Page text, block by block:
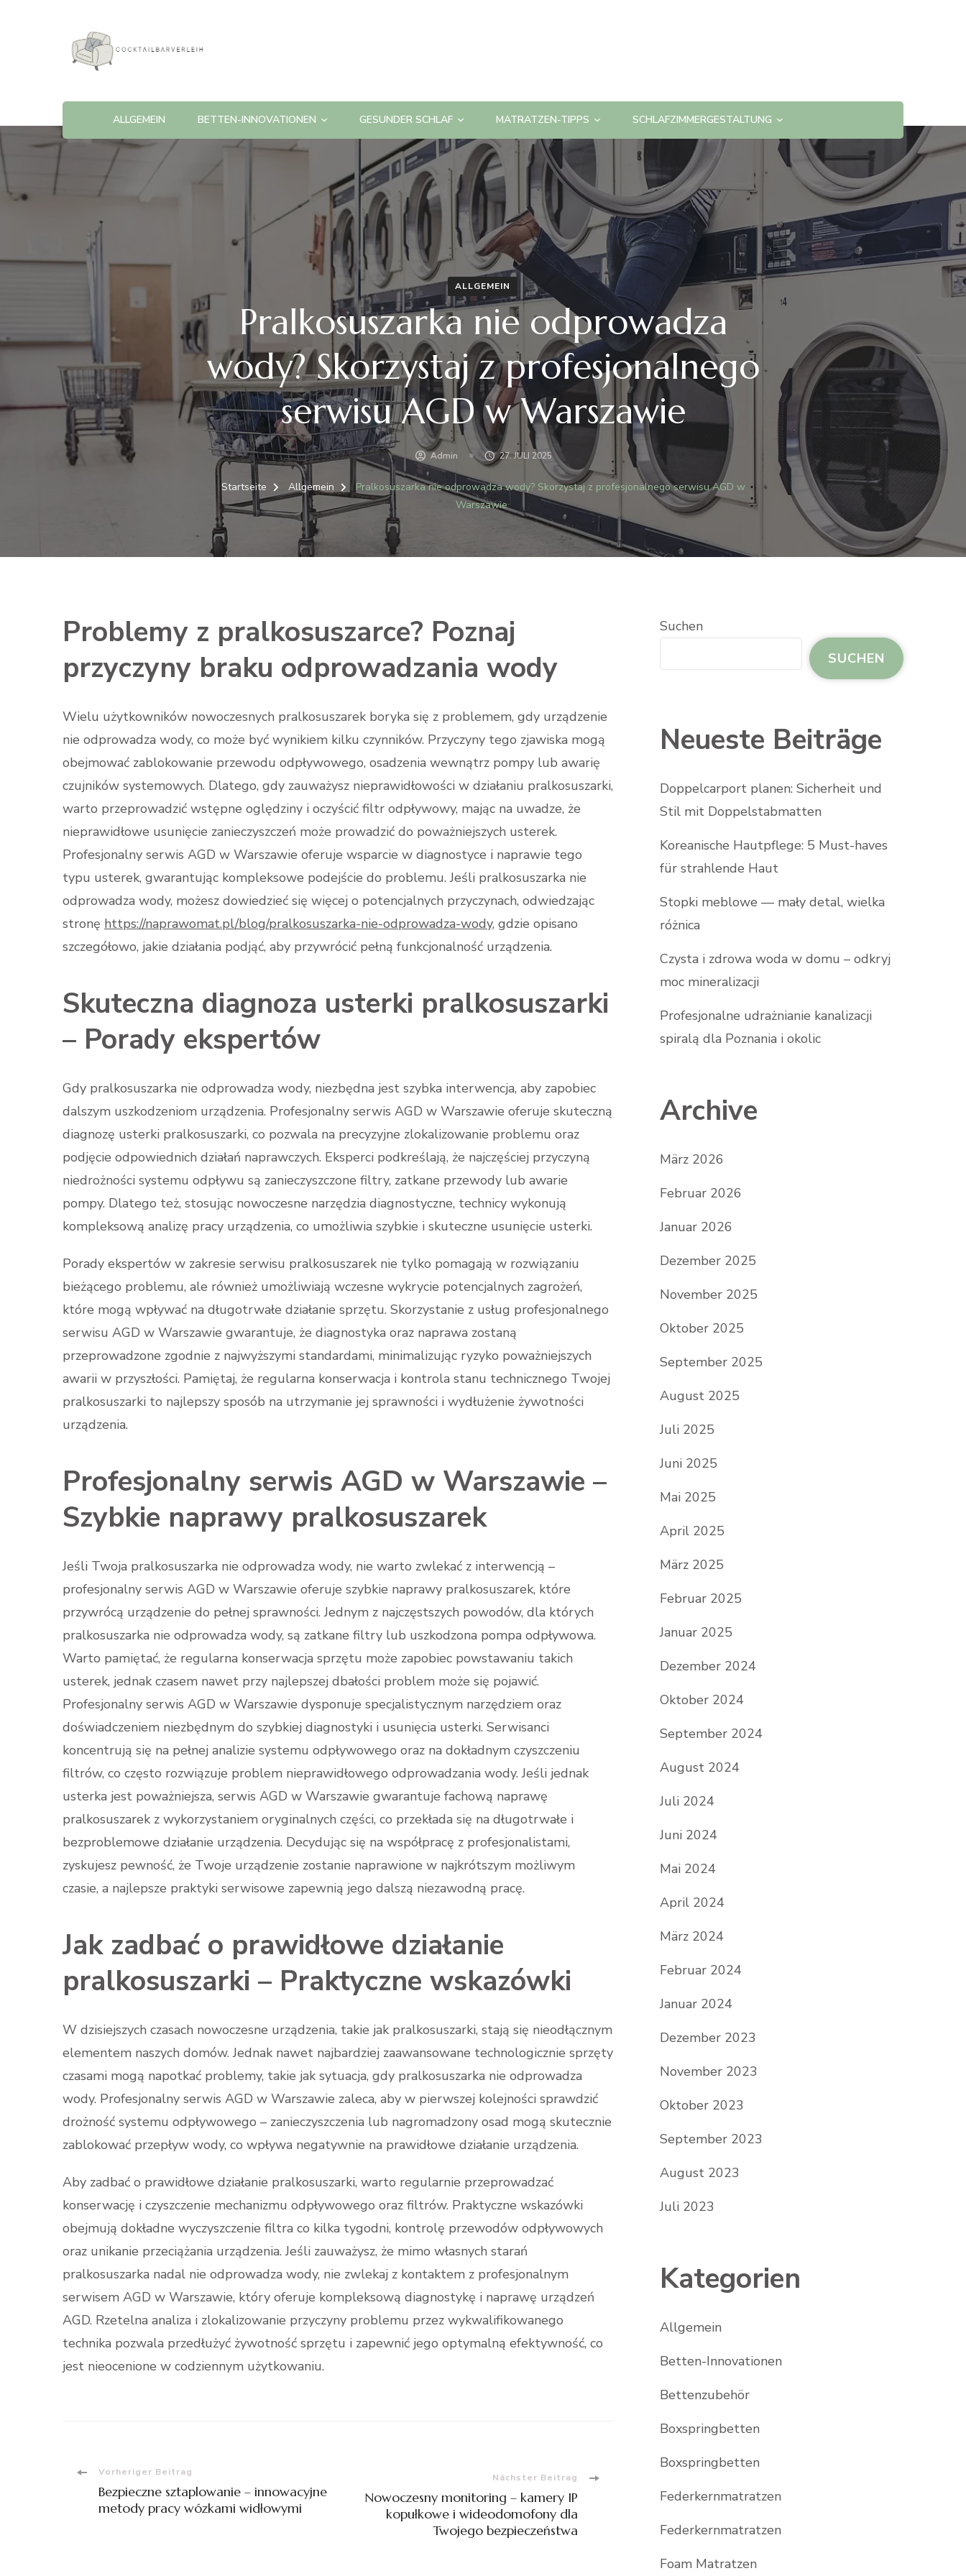
Cocktailbarverleih
ALLGEMEIN BETTEN-INNOVATIONEN GESUNDER SCHLAF MATRATZEN-TIPPS SCHLAFZIMMERGESTALTUNG
ALLGEMEIN
Pralkosuszarka nie odprowadza
wody? Skorzystaj z profesjonalnego
serwisu AGD w Warszawie
Admin 27. JULI 2025
Startseite Allgemein
Pralkosuszarka nie odprowadza wody? Skorzystaj z profesjonalnego serwisu AGD w
Warszawie
Problemy z pralkosuszarce? Poznaj
przyczyny braku odprowadzania wody
Wielu użytkowników nowoczesnych pralkosuszarek boryka się z problemem, gdy urządzenie
nie odprowadza wody, co może być wynikiem kilku czynników. Przyczyny tego zjawiska mogą
obejmować zablokowanie przewodu odpływowego, osadzenia wewnątrz pompy lub awarię
czujników systemowych. Dlatego, gdy zauważysz nieprawidłowości w działaniu pralkosuszarki,
warto przeprowadzić wstępne oględziny i oczyścić filtr odpływowy, mając na uwadze, że
nieprawidłowe usunięcie zanieczyszczeń może prowadzić do poważniejszych usterek.
Profesjonalny serwis AGD w Warszawie oferuje wsparcie w diagnostyce i naprawie tego
typu usterek, gwarantując kompleksowe podejście do problemu. Jeśli pralkosuszarka nie
odprowadza wody, możesz dowiedzieć się więcej o potencjalnych przyczynach, odwiedzając
stronę https://naprawomat.pl/blog/pralkosuszarka-nie-odprowadza-wody, gdzie opisano
szczegółowo, jakie działania podjąć, aby przywrócić pełną funkcjonalność urządzenia.
Skuteczna diagnoza usterki pralkosuszarki
– Porady ekspertów
Gdy pralkosuszarka nie odprowadza wody, niezbędna jest szybka interwencja, aby zapobiec
dalszym uszkodzeniom urządzenia. Profesjonalny serwis AGD w Warszawie oferuje skuteczną
diagnozę usterki pralkosuszarki, co pozwala na precyzyjne zlokalizowanie problemu oraz
podjęcie odpowiednich działań naprawczych. Eksperci podkreślają, że najczęściej przyczyną
niedrożności systemu odpływu są zanieczyszczone filtry, zatkane przewody lub awarie
pompy. Dlatego też, stosując nowoczesne narzędzia diagnostyczne, technicy wykonują
kompleksową analizę pracy urządzenia, co umożliwia szybkie i skuteczne usunięcie usterki.
Porady ekspertów w zakresie serwisu pralkosuszarek nie tylko pomagają w rozwiązaniu
bieżącego problemu, ale również umożliwiają wczesne wykrycie potencjalnych zagrożeń,
które mogą wpływać na długotrwałe działanie sprzętu. Skorzystanie z usług profesjonalnego
serwisu AGD w Warszawie gwarantuje, że diagnostyka oraz naprawa zostaną
przeprowadzone zgodnie z najwyższymi standardami, minimalizując ryzyko poważniejszych
awarii w przyszłości. Pamiętaj, że regularna konserwacja i kontrola stanu technicznego Twojej
pralkosuszarki to najlepszy sposób na utrzymanie jej sprawności i wydłużenie żywotności
urządzenia.
Profesjonalny serwis AGD w Warszawie –
Szybkie naprawy pralkosuszarek
Jeśli Twoja pralkosuszarka nie odprowadza wody, nie warto zwlekać z interwencją –
profesjonalny serwis AGD w Warszawie oferuje szybkie naprawy pralkosuszarek, które
przywrócą urządzenie do pełnej sprawności. Jednym z najczęstszych powodów, dla których
pralkosuszarka nie odprowadza wody, są zatkane filtry lub uszkodzona pompa odpływowa.
Warto pamiętać, że regularna konserwacja sprzętu może zapobiec powstawaniu takich
usterek, jednak czasem nawet przy najlepszej dbałości problem może się pojawić.
Profesjonalny serwis AGD w Warszawie dysponuje specjalistycznym narzędziem oraz
doświadczeniem niezbędnym do szybkiej diagnostyki i usunięcia usterki. Serwisanci
koncentrują się na pełnej analizie systemu odpływowego oraz na dokładnym czyszczeniu
filtrów, co często rozwiązuje problem nieprawidłowego odprowadzania wody. Jeśli jednak
usterka jest poważniejsza, serwis AGD w Warszawie gwarantuje fachową naprawę
pralkosuszarek z wykorzystaniem oryginalnych części, co przekłada się na długotrwałe i
bezproblemowe działanie urządzenia. Decydując się na współpracę z profesjonalistami,
zyskujesz pewność, że Twoje urządzenie zostanie naprawione w najkrótszym możliwym
czasie, a najlepsze praktyki serwisowe zapewnią jego dalszą niezawodną pracę.
Jak zadbać o prawidłowe działanie
pralkosuszarki – Praktyczne wskazówki
W dzisiejszych czasach nowoczesne urządzenia, takie jak pralkosuszarki, stają się nieodłącznym
elementem naszych domów. Jednak nawet najbardziej zaawansowane technologicznie sprzęty
czasami mogą napotkać problemy, takie jak sytuacja, gdy pralkosuszarka nie odprowadza
wody. Profesjonalny serwis AGD w Warszawie zaleca, aby w pierwszej kolejności sprawdzić
drożność systemu odpływowego – zanieczyszczenia lub nagromadzony osad mogą skutecznie
zablokować przepływ wody, co wpływa negatywnie na prawidłowe działanie urządzenia.
Aby zadbać o prawidłowe działanie pralkosuszarki, warto regularnie przeprowadzać
konserwację i czyszczenie mechanizmu odpływowego oraz filtrów. Praktyczne wskazówki
obejmują dokładne wyczyszczenie filtra co kilka tygodni, kontrolę przewodów odpływowych
oraz unikanie przeciążania urządzenia. Jeśli zauważysz, że mimo własnych starań
pralkosuszarka nadal nie odprowadza wody, nie zwlekaj z kontaktem z profesjonalnym
serwisem AGD w Warszawie, który oferuje kompleksową diagnostykę i naprawę urządzeń
AGD. Rzetelna analiza i zlokalizowanie przyczyny problemu przez wykwalifikowanego
technika pozwala przedłużyć żywotność sprzętu i zapewnić jego optymalną efektywność, co
jest nieocenione w codziennym użytkowaniu.
Beitragsnavigation
Vorheriger Beitrag
Bezpieczne sztaplowanie – innowacyjne
metody pracy wózkami widłowymi
Nächster Beitrag
Nowoczesny monitoring – kamery IP
kopułkowe i wideodomofony dla
Twojego bezpieczeństwa
Suchen
SUCHEN
Neueste Beiträge
Doppelcarport planen: Sicherheit und
Stil mit Doppelstabmatten
Koreanische Hautpflege: 5 Must-haves
für strahlende Haut
Stopki meblowe — mały detal, wielka
różnica
Czysta i zdrowa woda w domu – odkryj
moc mineralizacji
Profesjonalne udrażnianie kanalizacji
spiralą dla Poznania i okolic
Archive
März 2026
Februar 2026
Januar 2026
Dezember 2025
November 2025
Oktober 2025
September 2025
August 2025
Juli 2025
Juni 2025
Mai 2025
April 2025
März 2025
Februar 2025
Januar 2025
Dezember 2024
Oktober 2024
September 2024
August 2024
Juli 2024
Juni 2024
Mai 2024
April 2024
März 2024
Februar 2024
Januar 2024
Dezember 2023
November 2023
Oktober 2023
September 2023
August 2023
Juli 2023
Kategorien
Allgemein
Betten-Innovationen
Bettenzubehör
Boxspringbetten
Boxspringbetten
Federkernmatratzen
Federkernmatratzen
Foam Matratzen